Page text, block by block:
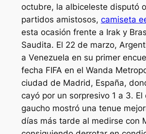
octubre, la albiceleste disputó
partidos amistosos, camiseta
esta ocasión frente a Irak y
Saudita. El 22 de marzo,
a Venezuela en su primer
fecha FIFA en el Wanda
ciudad de Madrid, España,
cayó por un sorpresivo 1 a 3. El
gaucho mostró una tenue
días más tarde al medirse con